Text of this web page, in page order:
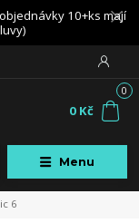
10+ks mají
Menu
0
0 Kč
6